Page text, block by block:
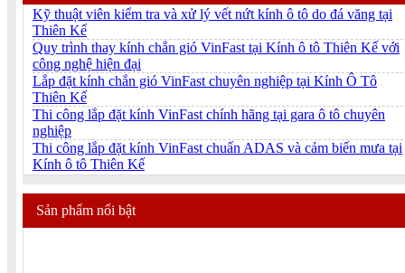
Kỹ thuật viên kiểm tra và xử lý vết nứt kính ô tô do đá văng tại
Thiên Kế
Quy trình thay kính chắn gió VinFast tại Kính ô tô Thiên Kế với
công nghệ hiện đại
Lắp đặt kính chắn gió VinFast chuyên nghiệp tại Kính Ô Tô
Thiên Kế
Thi công lắp đặt kính VinFast chính hãng tại gara ô tô chuyên
nghiệp
Thi công lắp đặt kính VinFast chuẩn ADAS và cảm biến mưa tại
Kính ô tô Thiên Kế
Sản phẩm nổi bật